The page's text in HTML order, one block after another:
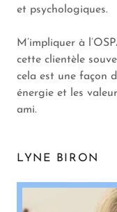
et psychologiques.
M’impliquer à
cette clientèle
cela est une façon
énergie et les
ami.
LYNE BIRON